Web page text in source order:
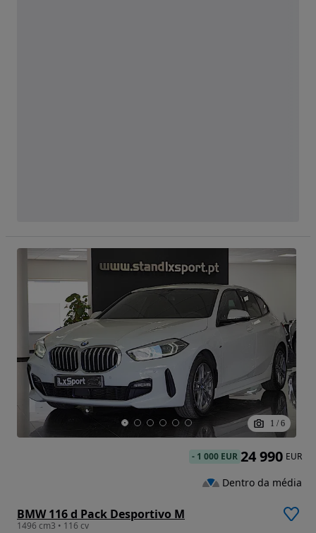
1 / 6
BMW 116 d Pack Desportivo M
1496 cm3 • 116 cv
- 1 000 EUR 24 990 EUR
Dentro da média